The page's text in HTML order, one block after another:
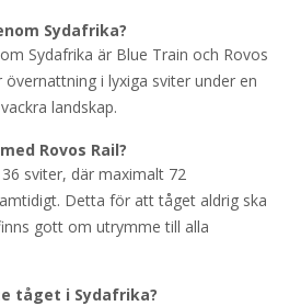
Sydafrika?
Sydafrika är Blue Train och Rovos
övernattning i lyxiga sviter under en
landskap.
Rovos Rail?
sviter, där maximalt 72
Detta för att tåget aldrig ska
gott om utrymme till alla
tåget i Sydafrika?